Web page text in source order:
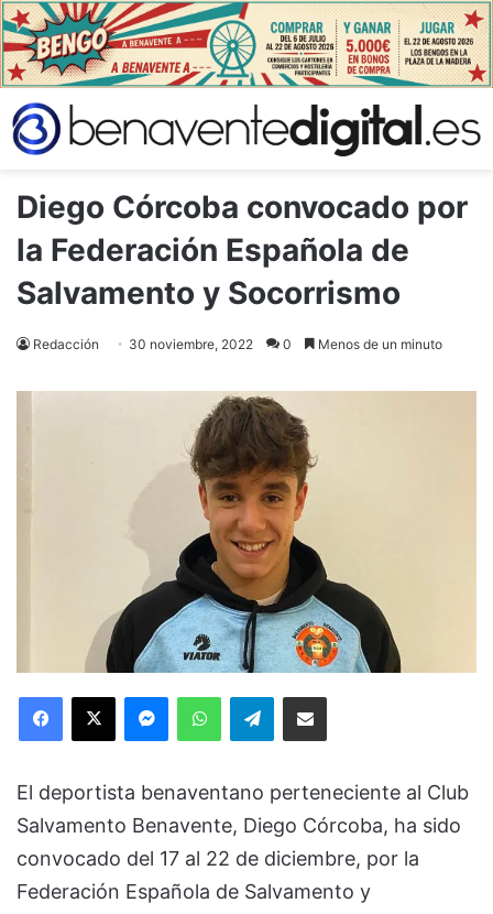
Diego Córcoba convocado por
la Federación Española de
Salvamento y Socorrismo
Redacción 30 noviembre, 2022 0 Menos de un minuto
Facebook
X MessengerWhatsAppTelegramCompartir via Email
El deportista benaventano perteneciente al Club
Salvamento Benavente, Diego Córcoba, ha sido
convocado del 17 al 22 de diciembre, por la
Federación Española de Salvamento y